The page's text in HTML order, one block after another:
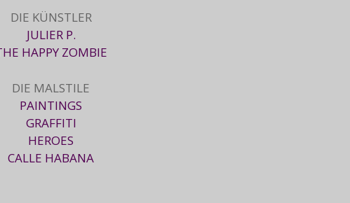
DIE KÜNSTLER
JULIER P.
HAPPY ZOMBIE
DIE MALSTILE
PAINTINGS
GRAFFITI
HEROES
CALLE HABANA